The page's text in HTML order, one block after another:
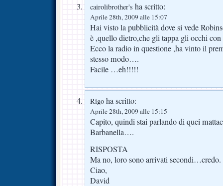
cairolibrother's ha scritto:
Aprile 28th, 2009 alle 15:07
Hai visto la pubblicità dove si vede
è ,quello dietro,che gli tappa gli occhi
Ecco la radio in questione ,ha vinto il
stesso modo….
Facile …eh!!!!!
Rigo ha scritto:
Aprile 28th, 2009 alle 15:15
Capito, quindi stai parlando di quei
Barbanella….
RISPOSTA
Ma no, loro sono arrivati secondi…credo.
Ciao,
David